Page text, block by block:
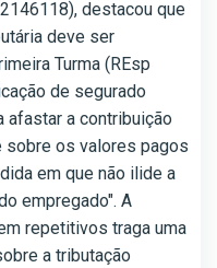
destacou que
deve ser
Turma (REsp
de segurado
afastar a contribuição
sobre os valores pagos
em que não ilide a
empregado". A
repetitivos traga uma
a tributação